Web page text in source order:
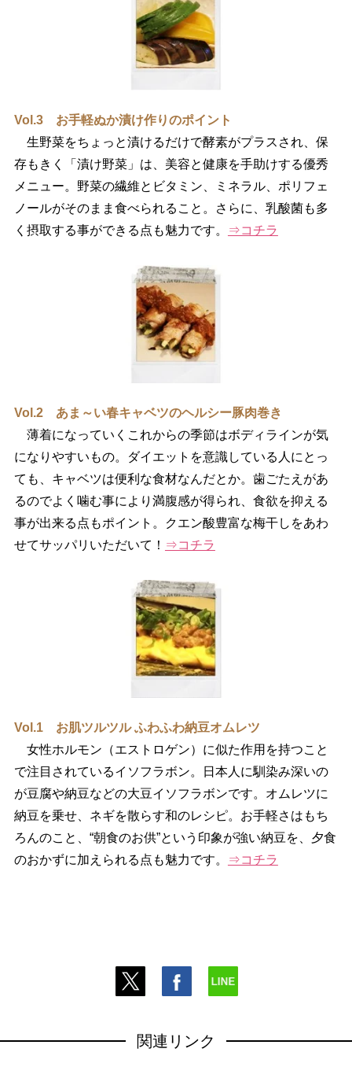
Vol.3 お手軽ぬか漬け作りのポイント
生野菜をちょっと漬けるだけで酵素がプラスされ、保
存もきく「漬け野菜」は、美容と健康を手助けする優秀
メニュー。野菜の繊維とビタミン、ミネラル、ポリフェ
ノールがそのまま食べられること。さらに、乳酸菌も多
く摂取する事ができる点も魅力です。
⇒コチラ
Vol.2 あま～い春キャベツのヘルシー豚肉巻き
薄着になっていくこれからの季節はボディラインが気
になりやすいもの。ダイエットを意識している人にとっ
ても、キャベツは便利な食材なんだとか。歯ごたえがあ
るのでよく噛む事により満腹感が得られ、食欲を抑える
事が出来る点もポイント。クエン酸豊富な梅干しをあわ
せてサッパリいただいて！ ⇒コチラ
Vol.1 お肌ツルツル ふわふわ納豆オムレツ
女性ホルモン（エストロゲン）に似た作用を持つこと
で注目されているイソフラボン。日本人に馴染み深いの
が豆腐や納豆などの大豆イソフラボンです。オムレツに
納豆を乗せ、ネギを散らす和のレシピ。お手軽さはもち
ろんのこと、“朝食のお供”という印象が強い納豆を、夕食
のおかずに加えられる点も魅力です。
⇒コチラ
関連リンク